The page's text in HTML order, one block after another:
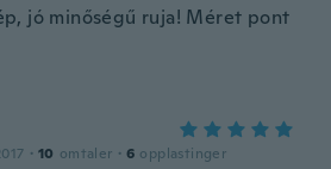
jó minőségű ruja! Méret pont
· 10 omtaler · 6 opplastinger